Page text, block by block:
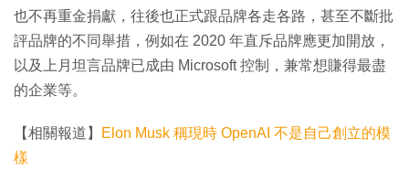
也不再重金捐獻，往後也正式跟品牌各走各路，甚至不斷批
評品牌的不同舉措，例如在 2020 年直斥品牌應更加開放，
以及上月坦言品牌已成由 Microsoft 控制，兼常想賺得最盡
的企業等。
【相關報道】
Elon Musk 稱現時 OpenAI 不是自己創立的模
樣